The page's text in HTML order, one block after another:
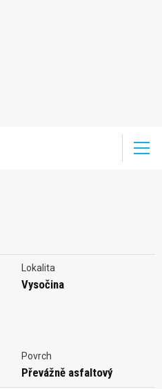
Lokalita
Vysočina
Povrch
Převážně asfaltový